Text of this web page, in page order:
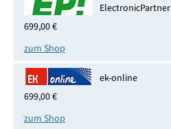
ElectronicPartner
699,00 €
zum Shop
ek-online
699,00 €
zum Shop